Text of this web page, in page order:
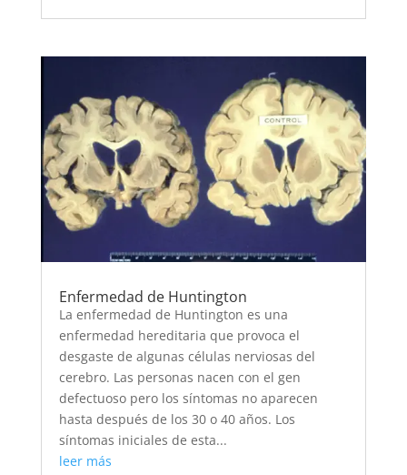
Enfermedad de Huntington
La enfermedad de Huntington es una
enfermedad hereditaria que provoca el
desgaste de algunas células nerviosas del
cerebro. Las personas nacen con el gen
defectuoso pero los síntomas no aparecen
hasta después de los 30 o 40 años. Los
síntomas iniciales de esta...
leer más